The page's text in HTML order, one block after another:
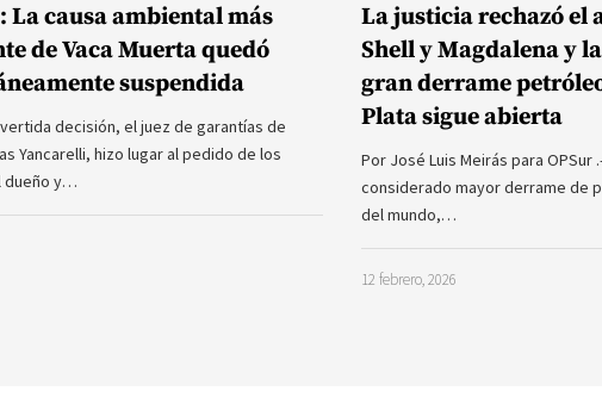
La causa ambiental más
de Vaca Muerta quedó
suspendida
decisión, el juez de garantías de
Yancarelli, hizo lugar al pedido de los
dueño y…
La justicia rechazó el
Shell y Magdalena y
gran derrame
Plata sigue abierta
Por José Luis Meirás para
considerado mayor derrame de
del mundo,…
12 febrero, 2026